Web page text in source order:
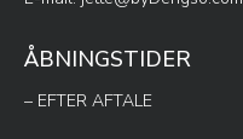
ÅBNINGSTIDER
– EFTER AFTALE